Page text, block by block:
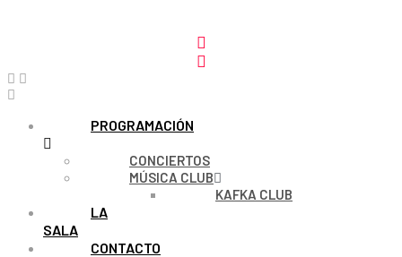
PROGRAMACIÓN
CONCIERTOS
MÚSICA CLUB
KAFKA CLUB
LA
SALA
CONTACTO